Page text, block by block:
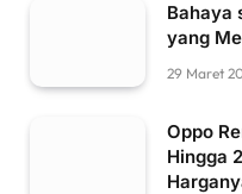
Bahaya
yang
29 Maret
Oppo
Hingga